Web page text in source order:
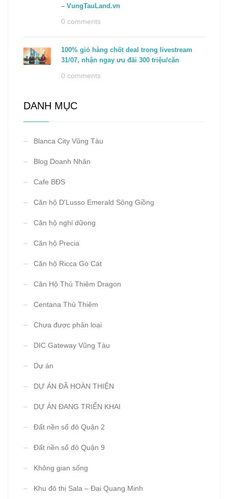
– VungTauLand.vn
0 comments
100% giỏ hàng chốt deal trong livestream
31/07, nhận ngay ưu đãi 300 triệu/căn
0 comments
DANH MỤC
Blanca City Vũng Tàu
Blog Doanh Nhân
Cafe BĐS
Căn hộ D'Lusso Emerald Sông Giồng
Căn hộ nghỉ dữong
Căn hộ Precia
Căn hộ Ricca Gò Cát
Căn Hộ Thủ Thiêm Dragon
Centana Thủ Thiêm
Chưa được phân loại
DIC Gateway Vũng Tàu
Dự án
DỰ ÁN ĐÃ HOÀN THIỆN
DỰ ÁN ĐANG TRIỂN KHAI
Đất nền sổ đỏ Quận 2
Đất nền sổ đỏ Quận 9
Không gian sống
Khu đô thị Sala – Đại Quang Minh